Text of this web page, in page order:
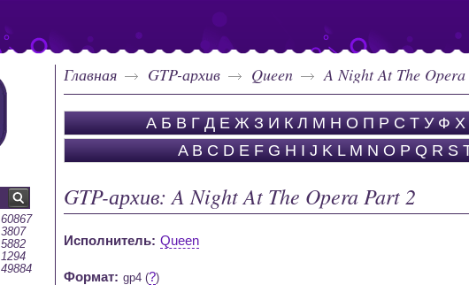
Главная GTP-архив Queen A Night At The
А Б В Г Д Е Ж З И К Л М Н О П Р С Т У Ф Х
A B C D E F G H I J K L M N O P Q R S
GTP-архив: A Night At The Opera Part 2
Исполнитель: Queen
Формат: gp4 (?)
60867
3807
5882
1294
49884